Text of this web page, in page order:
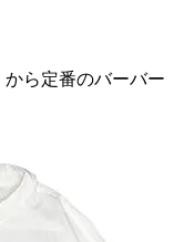
から定番のバーバー